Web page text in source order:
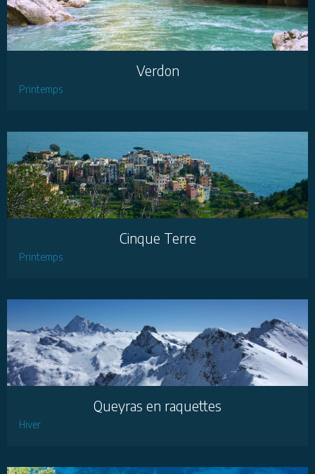
Verdon
Printemps
Cinque Terre
Printemps
Queyras en raquettes
Hiver